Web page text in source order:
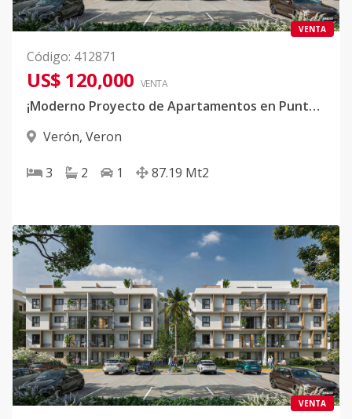
VENTA
Código: 412871
US$ 120,000 VENTA
¡Moderno Proyecto de Apartamentos en Punta Cana!
Verón, Veron
3 2 1 87.19 Mt2
VENTA